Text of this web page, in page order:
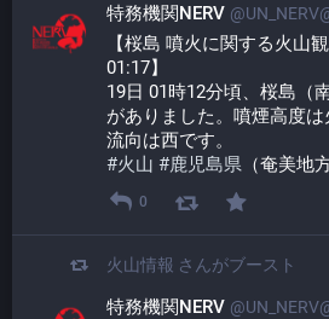
特務機関NERV
【桜島 噴火に関する火山
01:17】
19日 01時12分頃、桜島（
がありました。噴煙高度
流向は西です。
#火山 #鹿児島県 （奄美地
0
火山情報 さんがブースト
特務機関NERV